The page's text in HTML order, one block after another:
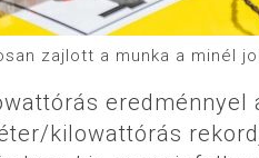
zajlott a munka a minél
kilowattórás